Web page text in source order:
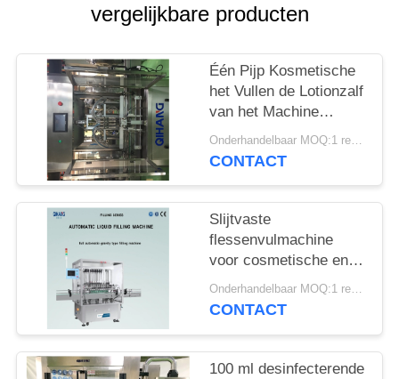
PRIVACY
POLICY
vergelijkbare producten
Één Pijp Kosmetische
het Vullen de Lotionzalf
van het Machine
Gezichtsreinigingsmiddel
Onderhandelbaar MOQ:1 reeks
CONTACT
Slijtvaste
flessenvulmachine
voor cosmetische en
pastaproducten met
waterolie, crème
Onderhandelbaar MOQ:1 reeks
CONTACT
100 ml desinfecterende